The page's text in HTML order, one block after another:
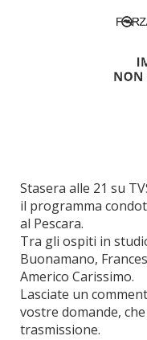
Stasera alle 21 su
il programma
al Pescara.
Tra gli ospiti in
Buonamano,
Americo Carissimo.
Lasciate un
vostre domande,
trasmissione.